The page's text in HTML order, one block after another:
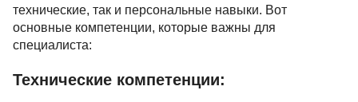
технические, так и персональные навыки. Вот
основные компетенции, которые важны для
специалиста:
Технические компетенции: